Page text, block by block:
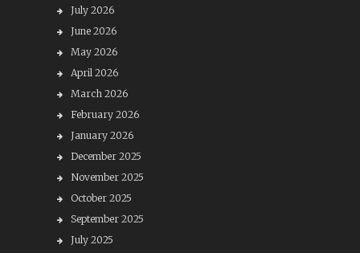
July 2026
June 2026
May 2026
April 2026
March 2026
February 2026
January 2026
December 2025
November 2025
October 2025
September 2025
July 2025